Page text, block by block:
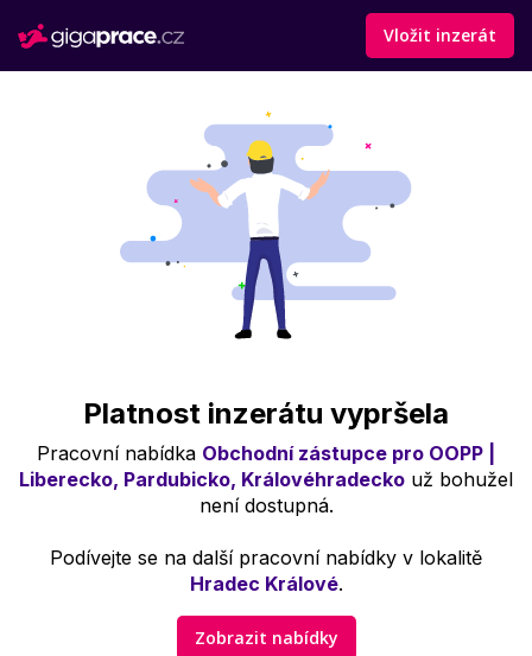
Vložit inzerát
Platnost inzerátu vypršela
Pracovní nabídka Obchodní zástupce pro OOPP |
Liberecko, Pardubicko, Královéhradecko už bohužel
není dostupná.
Podívejte se na další pracovní nabídky v lokalitě
Hradec Králové.
Zobrazit nabídky